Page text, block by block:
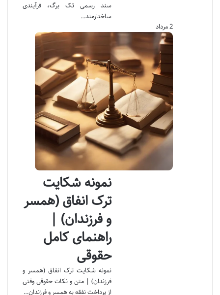
سند رسمی تک برگ، فرآیندی
ساختارمند…
2 مرداد
نمونه شکایت
ترک انفاق (همسر
و فرزندان) |
راهنمای کامل
حقوقی
نمونه شکایت ترک انفاق (همسر و
فرزندان) | متن و نکات حقوقی وقتی
از پرداخت نفقه به همسر و فرزندان…